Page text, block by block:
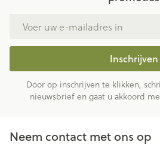
Inschrijven
Door op inschrijven te klikken,
nieuwsbrief en gaat u akkoord
Neem contact met ons op